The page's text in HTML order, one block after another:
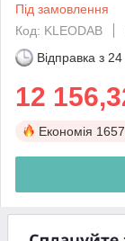
Під замовлення
Код: KLEODAB
Відправка з
12
Економія